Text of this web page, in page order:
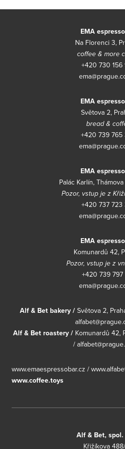
EMA
Na Florenci 3,
coffee & more
+420 730 156
EMA
Světova 2,
bread &
+420 739 765
EMA
Palác Karlín,
Pozor, vstup je z
+420 737 723
EMA
Komunardů 42,
Pozor, vstup je z
+420 739 797
Alf & Bet bakery / Světova 2,
Alf & Bet roastery / Komunardů 42,
/
www.emaespressobar.cz /
www.coffee.toys
Alf & Bet, spol.
Křižíkova 488/